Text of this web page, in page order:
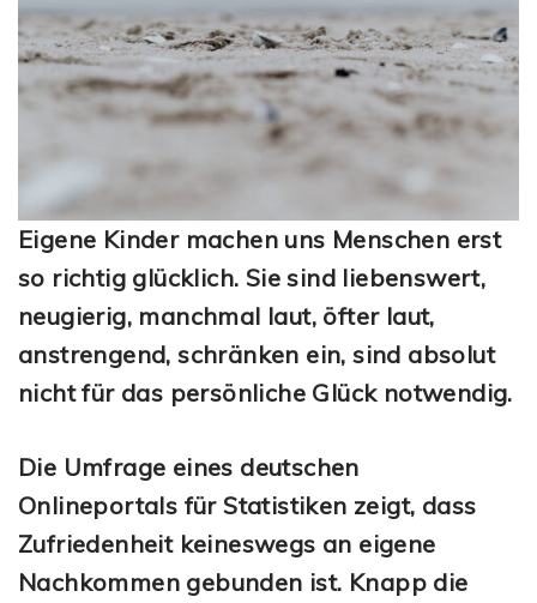
Eigene Kinder machen uns Menschen erst
so richtig glücklich. Sie sind liebenswert,
neugierig, manchmal laut, öfter laut,
anstrengend, schränken ein, sind absolut
nicht für das persönliche Glück notwendig.
Die Umfrage eines deutschen
Onlineportals für Statistiken zeigt, dass
Zufriedenheit keineswegs an eigene
Nachkommen gebunden ist. Knapp die